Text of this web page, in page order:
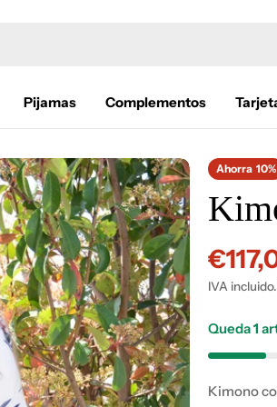
Pijamas Complementos
Ahorra 10%
de
venta
IVA
Queda1
Kimono